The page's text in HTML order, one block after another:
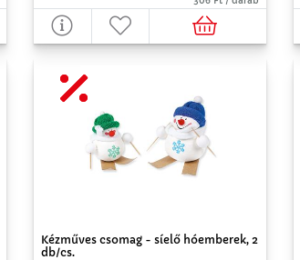
Kézműves csomag - síelő hóemberek, 2
db/cs.